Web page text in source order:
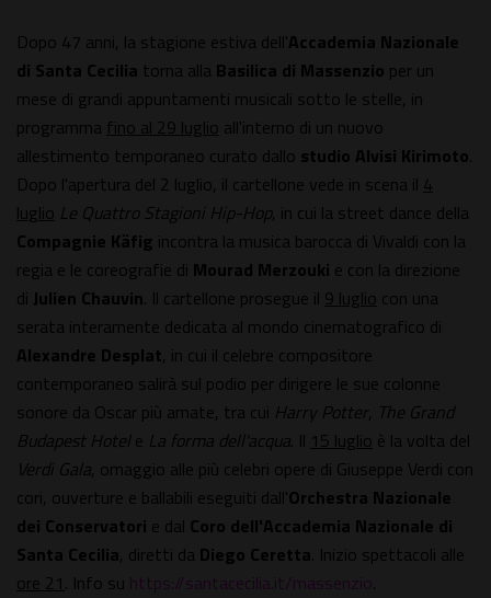
Dopo 47 anni, la stagione estiva dell'Accademia Nazionale
di Santa Cecilia torna alla Basilica di Massenzio per un
mese di grandi appuntamenti musicali sotto le stelle, in
programma fino al 29 luglio all'interno di un nuovo
allestimento temporaneo curato dallo studio Alvisi Kirimoto.
Dopo l'apertura del 2 luglio, il cartellone vede in scena il 4
luglio Le Quattro Stagioni Hip-Hop, in cui la street dance della
Compagnie Käfig incontra la musica barocca di Vivaldi con la
regia e le coreografie di Mourad Merzouki e con la direzione
di Julien Chauvin. Il cartellone prosegue il 9 luglio con una
serata interamente dedicata al mondo cinematografico di
Alexandre Desplat, in cui il celebre compositore
contemporaneo salirà sul podio per dirigere le sue colonne
sonore da Oscar più amate, tra cui Harry Potter, The Grand
Budapest Hotele La forma dell'acqua. Il 15 luglio è la volta del
Verdi Gala, omaggio alle più celebri opere di Giuseppe Verdi con
cori, ouverture e ballabili eseguiti dall'Orchestra Nazionale
dei Conservatori e dal Coro dell'Accademia Nazionale di
Santa Cecilia, diretti da Diego Ceretta. Inizio spettacoli alle
ore 21. Info su https://santacecilia.it/massenzio.